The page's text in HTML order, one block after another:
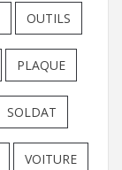
OUTILS
PLAQUE
SOLDAT
VOITURE